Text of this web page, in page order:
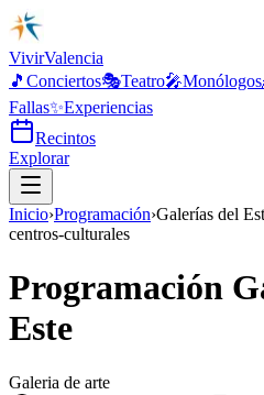
VivirValencia
🎵 Conciertos🎭Teatro🎤Monólogos
Fallas✨Experiencias
Recintos
Explorar
Inicio›Programación›Galerías del
centros-culturales
Programación
Este
Galeria de arte